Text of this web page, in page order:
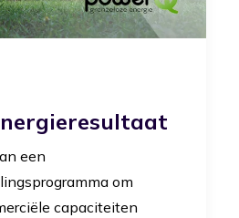
een
om
capaciteiten